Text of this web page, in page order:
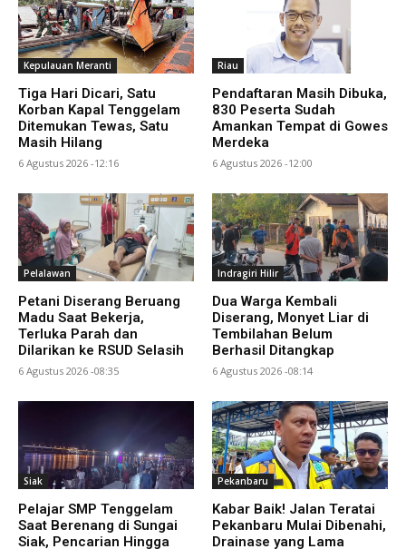
Kepulauan Meranti
Tiga Hari Dicari, Satu
Korban Kapal Tenggelam
Ditemukan Tewas, Satu
Masih Hilang
6 Agustus 2026 -12:16
Riau
Pendaftaran Masih Dibuka,
830 Peserta Sudah
Amankan Tempat di Gowes
Merdeka
6 Agustus 2026 -12:00
Pelalawan
Petani Diserang Beruang
Madu Saat Bekerja,
Terluka Parah dan
Dilarikan ke RSUD Selasih
6 Agustus 2026 -08:35
Indragiri Hilir
Dua Warga Kembali
Diserang, Monyet Liar di
Tembilahan Belum
Berhasil Ditangkap
6 Agustus 2026 -08:14
Siak
Pelajar SMP Tenggelam
Saat Berenang di Sungai
Siak, Pencarian Hingga
Pekanbaru
Kabar Baik! Jalan Teratai
Pekanbaru Mulai Dibenahi,
Drainase yang Lama